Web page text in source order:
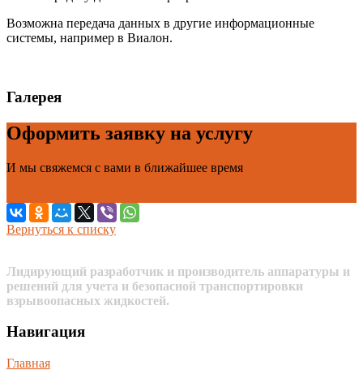
Возможна передача данных в другие информационные
системы, например в Виалон.
Галерея
Оформить заявку на услугу
И мы свяжемся с вами в ближайшее время
Вернуться к списку
Лидирующий разработчик и производитель аппаратуры и
решений для учета и безопасной транспортировки
взрывоопасных жидкостей.
Навигация
Главная